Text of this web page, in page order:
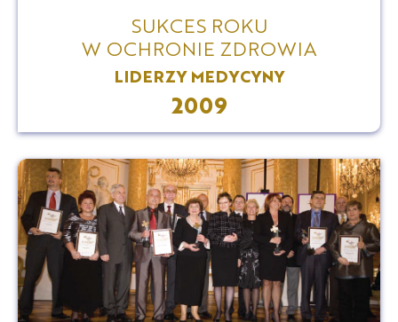
SUKCES ROKU
W OCHRONIE ZDROWIA
LIDERZY MEDYCYNY
2009